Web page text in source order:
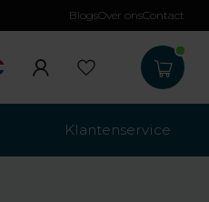
Gratis verzending
BlogsOver onsContact
Klantenservice